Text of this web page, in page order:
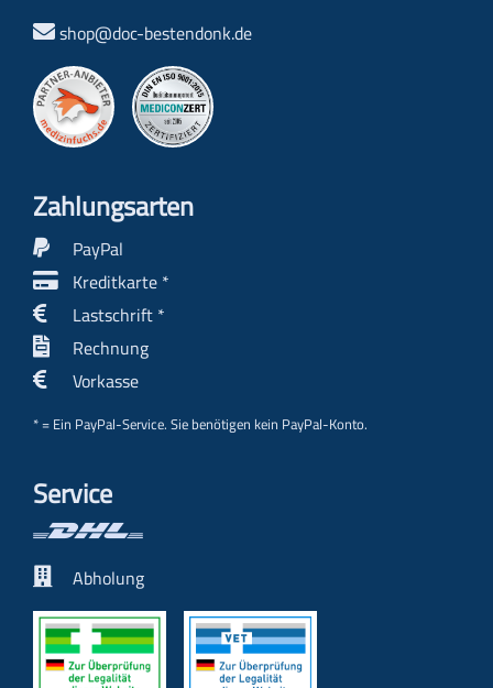
shop@doc-bestendonk.de
Zahlungs­arten
PayPal
Kreditkarte *
Lastschrift *
Rechnung
Vorkasse
* = Ein PayPal-Service. Sie benötigen kein PayPal-Konto.
Service
Abholung